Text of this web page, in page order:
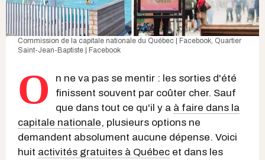
Commission de la capitale nationale du Québec | Facebook Quartier
Saint-Jean-Baptiste | Facebook
O
n ne va pas se mentir : les sorties d'été
finissent souvent par coûter cher. Sauf
que dans tout ce qu'il y a à faire dans la
capitale nationale, plusieurs options ne
demandent absolument aucune dépense. Voici
huit activités gratuites à Québec et dans les